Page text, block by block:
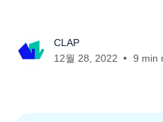
CLAP
12월 28, 2022
9 min